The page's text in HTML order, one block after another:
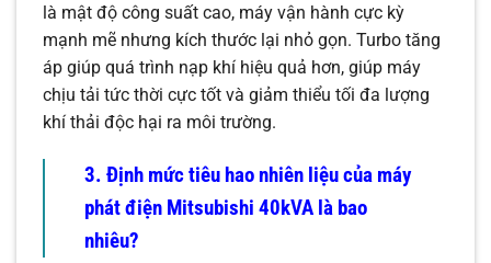
là mật độ công suất cao, máy vận hành cực kỳ
mạnh mẽ nhưng kích thước lại nhỏ gọn. Turbo tăng
áp giúp quá trình nạp khí hiệu quả hơn, giúp máy
chịu tải tức thời cực tốt và giảm thiểu tối đa lượng
khí thải độc hại ra môi trường.
3. Định mức tiêu hao nhiên liệu của máy
phát điện Mitsubishi 40kVA là bao
nhiêu?